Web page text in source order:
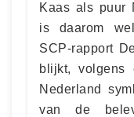
Kaas als puur
is daarom
SCP-rapport
blijkt, volgens
Nederland
van de